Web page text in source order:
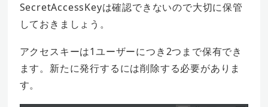
SecretAccessKeyは確認できないので大切に保管
しておきましょう。
アクセスキーは1ユーザーにつき2つまで保有でき
ます。新たに発行するには削除する必要がありま
す。